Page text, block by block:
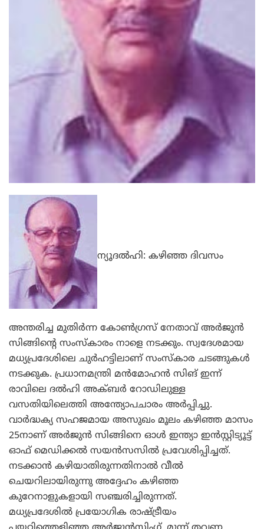
ന്യൂദല്‍ഹി: കഴിഞ്ഞ ദിവസം
അന്തരിച്ച മുതിര്‍ന്ന കോണ്‍ഗ്രസ് നേതാവ് അര്‍ജുന്‍
സിങ്ങിന്റെ സംസ്കാരം നാളെ നടക്കും. സ്വദേശമായ
മധ്യപ്രദേശിലെ ചുര്‍ഹട്ടിലാണ്‌ സംസ്കാര ചടങ്ങുകള്‍
നടക്കുക. പ്രധാനമന്ത്രി മന്‍‌മോഹന്‍ സിങ് ഇന്ന്
രാവിലെ ദല്‍ഹി അക്ബര്‍ റോഡിലുള്ള
വസതിയിലെത്തി അന്ത്യോപചാരം അര്‍പ്പിച്ചു.
വാര്‍ദ്ധക്യ സഹജമായ അസുഖം മൂലം കഴിഞ്ഞ മാസം
25നാണ് അര്‍ജുന്‍ സിങ്ങിനെ ഓള്‍ ഇന്ത്യാ ഇന്‍സ്റ്റിട്യൂട്ട്
ഓഫ് മെഡിക്കല്‍ സയന്‍സസില്‍ പ്രവേശിപ്പിച്ചത്.
നടക്കാന്‍ കഴിയാതിരുന്നതിനാല്‍ വീല്‍
ചെയറിലായിരുന്നു അദ്ദേഹം കഴിഞ്ഞ
കുറേനാളുകളായി സഞ്ചരിച്ചിരുന്നത്.
മധ്യപ്രദേശില്‍ പ്രയോഗിക രാഷ്ട്രീയം